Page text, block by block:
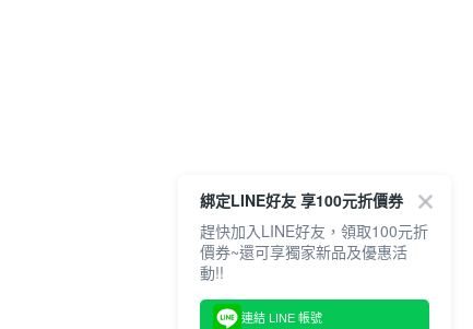
綁定LINE好友 享100元折價券
趕快加入LINE好友，領取100元折
價券~還可享獨家新品及優惠活
動!!
連結 LINE 帳號